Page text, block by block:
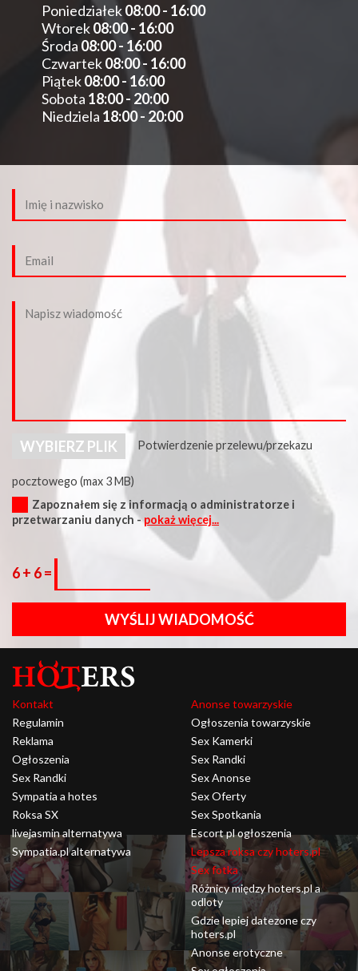
Poniedziałek08:00 - 16:00
Wtorek08:00 - 16:00
Środa 08:00 - 16:00
Czwartek08:00 - 16:00
Piątek08:00 - 16:00
Sobota 18:00 - 20:00
Niedziela 18:00 - 20:00
WYBIERZ PLIK Potwierdzenie przelewu/przekazu
pocztowego (max 3 MB)
Zapoznałem się z informacją o administratorze i
przetwarzaniu danych -pokaż więcej...
6 + 6 =
WYŚLIJ WIADOMOŚĆ
Kontakt
Regulamin
Reklama
Ogłoszenia
Sex Randki
Sympatia a hotes
Roksa SX
livejasmin alternatywa
Sympatia.pl alternatywa
Anonse towarzyskie
Ogłoszenia towarzyskie
Sex Kamerki
Sex Randki
Sex Anonse
Sex Oferty
Sex Spotkania
Escort pl ogłoszenia
Lepsza roksa czy hoters.pl
Sex fotka
Różnicy między hoters.pl a
odloty
Gdzie lepiej datezone czy
hoters.pl
Anonse erotyczne